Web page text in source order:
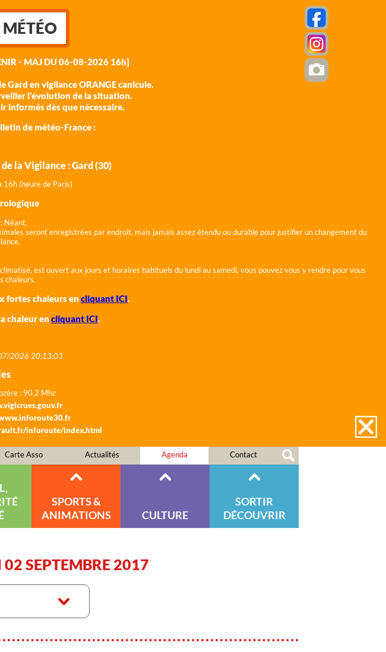
- MAJ DU 06-08-2026 16h]
Gard en vigilance ORANGE canicule.
l'évolution de la situation.
informés dès que nécessaire.
de météo-France :
la Vigilance : Gard (30)
16h (heure de Paris)
Néant.
seront enregistrées par endroit, mais jamais assez étendu ou durable pour justifier un changement du
est ouvert aux jours et horaires habituels du lundi au samedi, vous pouvez vous y rendre pour vous
chaleurs.
fortes chaleurs en cliquant ICI.
chaleur en cliquant ICI.
2026 20:13:03
: 90.2 Mhz
inforoute/index.html
Carte Asso Actualités Agenda Contact
SPORTS &
ANIMATIONS
CULTURE
SORTIR
DÉCOUVRIR
SEPTEMBRE 2017